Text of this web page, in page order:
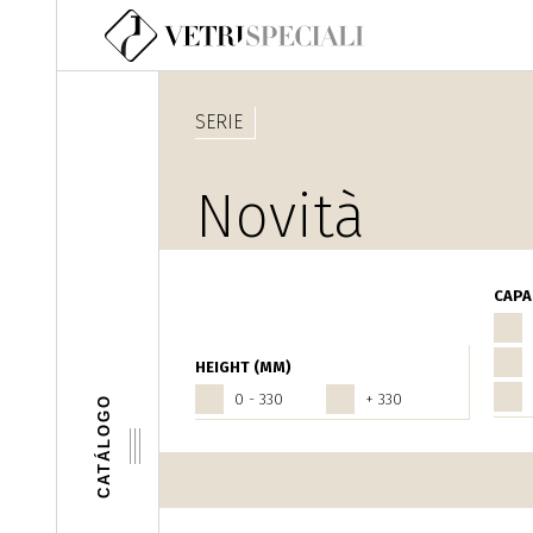
Pasar al contenido principal
CATÁLOGO
HEIGHT (MM)
0 - 330
+ 330
SERIE
Novità
Olio - Aceto